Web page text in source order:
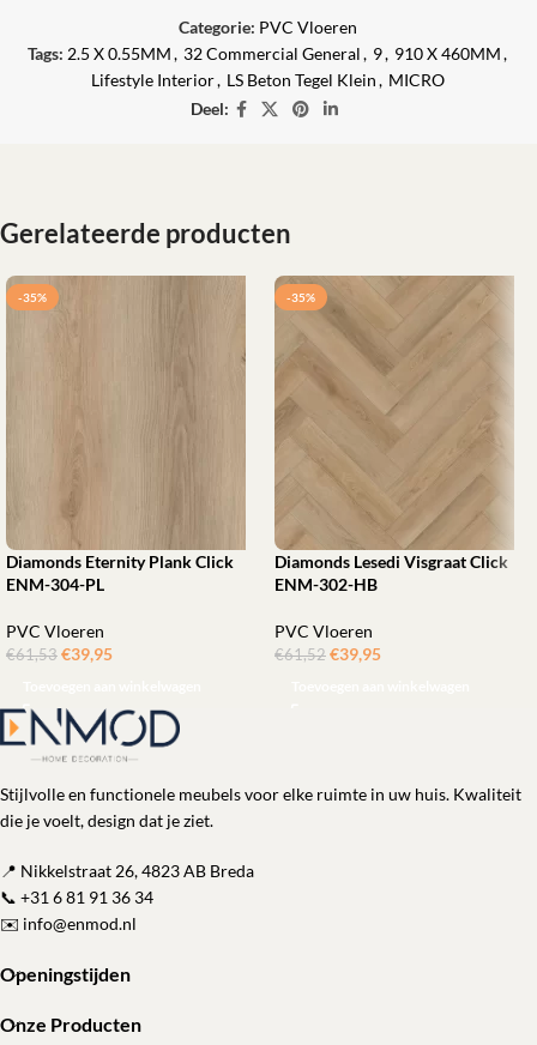
Categorie: PVC Vloeren
Tags: 2.5 X 0.55MM, 32 Commercial General, 9, 910 X 460MM,
Lifestyle Interior, LS Beton Tegel Klein , MICRO
Deel:
Gerelateerde producten
-35%
Diamonds Eternity Plank Click
ENM-304-PL
PVC Vloeren
€61,53 €39,95
-35%
Diamonds Lesedi Visgraat Click
ENM-302-HB
PVC Vloeren
€61,52 €39,95
Stijlvolle en functionele meubels voor elke ruimte in uw huis. Kwaliteit
die je voelt, design dat je ziet.
📍 Nikkelstraat 26, 4823 AB Breda
📞 +31 6 81 91 36 34
✉️ info@enmod.nl
Openingstijden
Onze Producten